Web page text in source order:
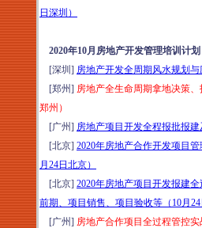
日深圳）
2020年10月房地产开发管理培训计划
[深圳] 房地产开发全周期风水规划
[郑州] 房地产全生命周期拿地决策
郑州）
[广州] 房地产项目开发全程报批报
[北京] 2020年房地产合作开发项目
月24日北京）
[北京] 2020年房地产项目开发报建
前期、项目销售、项目验收等（10月
[广州] 房地产合作项目全过程管控